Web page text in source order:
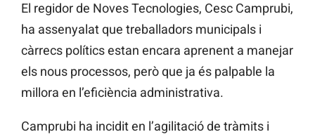
El regidor de Noves Tecnologies, Cesc Camprubi,
ha assenyalat que treballadors municipals i
càrrecs polítics estan encara aprenent a manejar
els nous processos, però que ja és palpable la
millora en l’eficiència administrativa.
Camprubi ha incidit en l’agilitació de tràmits i